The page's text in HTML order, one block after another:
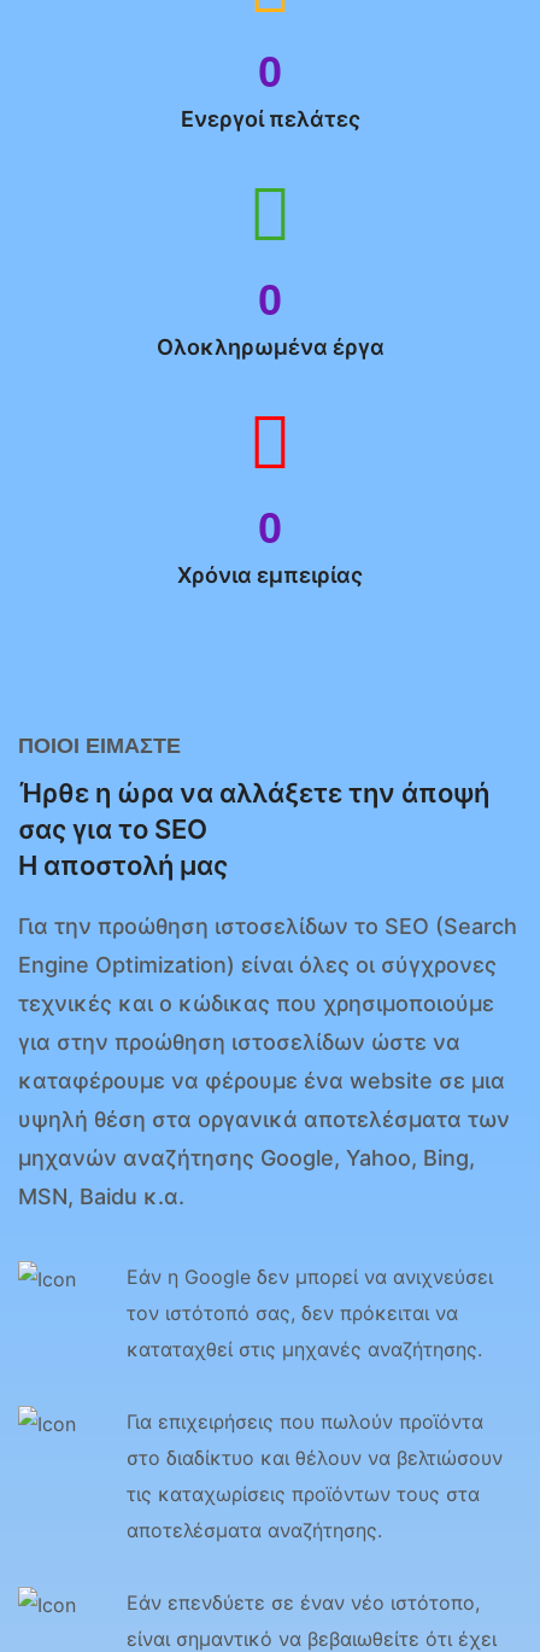
0
Ενεργοί πελάτες
0
Ολοκληρωμένα έργα
0
Χρόνια εμπειρίας
ΠΟΙΟΙ ΕΙΜΑΣΤΕ
Ήρθε η ώρα να αλλάξετε την άποψή
σας για το SEO
Η αποστολή μας
Για την προώθηση ιστοσελίδων το SEO (Search
Engine Optimization) είναι όλες οι σύγχρονες
τεχνικές και ο κώδικας που χρησιμοποιούμε
για στην προώθηση ιστοσελίδων ώστε να
καταφέρουμε να φέρουμε ένα website σε μια
υψηλή θέση στα οργανικά αποτελέσματα των
μηχανών αναζήτησης Google, Yahoo, Bing,
MSN, Baidu κ.α.
Εάν η Google δεν μπορεί να ανιχνεύσει
τον ιστότοπό σας, δεν πρόκειται να
καταταχθεί στις μηχανές αναζήτησης.
Για επιχειρήσεις που πωλούν προϊόντα
στο διαδίκτυο και θέλουν να βελτιώσουν
τις καταχωρίσεις προϊόντων τους στα
αποτελέσματα αναζήτησης.
Εάν επενδύετε σε έναν νέο ιστότοπο,
είναι σημαντικό να βεβαιωθείτε ότι έχει